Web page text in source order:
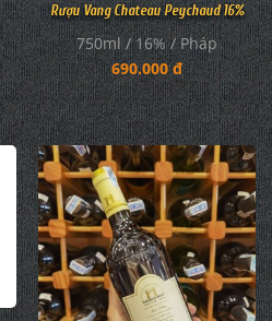
Rượu Vang Chateau Peychaud 16%
750ml / 16% / Pháp
690.000 đ